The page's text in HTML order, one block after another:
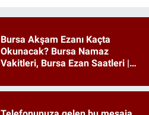
Bursa Akşam Ezanı Kaçta
Okunacak? Bursa Namaz
Vakitleri, Bursa Ezan Saatleri |